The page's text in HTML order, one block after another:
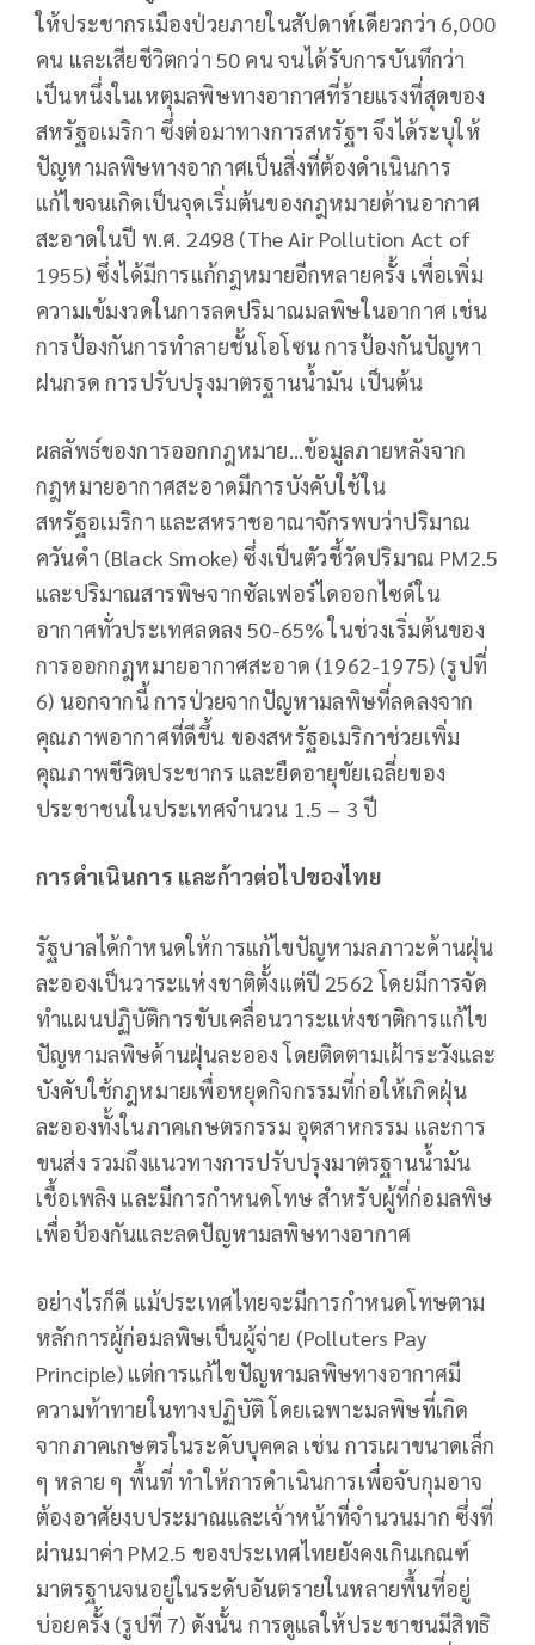
ให้ประชากรเมืองป่วยภายในสัปดาห์เดียวกว่า 6,000
คน และเสียชีวิตกว่า 50 คน จนได้รับการบันทึกว่า
เป็นหนึ่งในเหตุมลพิษทางอากาศที่ร้ายแรงที่สุดของ
สหรัฐอเมริกา ซึ่งต่อมาทางการสหรัฐฯ จึงได้ระบุให้
ปัญหามลพิษทางอากาศเป็นสิ่งที่ต้องดำเนินการ
แก้ไขจนเกิดเป็นจุดเริ่มต้นของกฎหมายด้านอากาศ
สะอาดในปี พ.ศ. 2498 (The Air Pollution Act of
1955) ซึ่งได้มีการแก้กฎหมายอีกหลายครั้ง เพื่อเพิ่ม
ความเข้มงวดในการลดปริมาณมลพิษในอากาศ เช่น
การป้องกันการทำลายชั้นโอโซน การป้องกันปัญหา
ฝนกรด การปรับปรุงมาตรฐานน้ำมัน เป็นต้น
ผลลัพธ์ของการออกกฎหมาย…ข้อมูลภายหลังจาก
กฎหมายอากาศสะอาดมีการบังคับใช้ใน
สหรัฐอเมริกา และสหราชอาณาจักรพบว่าปริมาณ
ควันดำ (Black Smoke) ซึ่งเป็นตัวชี้วัดปริมาณ PM2.5
และปริมาณสารพิษจากซัลเฟอร์ไดออกไซด์ใน
อากาศทั่วประเทศลดลง 50-65% ในช่วงเริ่มต้นของ
การออกกฎหมายอากาศสะอาด (1962-1975) (รูปที่
6) นอกจากนี้ การป่วยจากปัญหามลพิษที่ลดลงจาก
คุณภาพอากาศที่ดีขึ้น ของสหรัฐอเมริกาช่วยเพิ่ม
คุณภาพชีวิตประชากร และยืดอายุขัยเฉลี่ยของ
ประชาชนในประเทศจำนวน 1.5 – 3 ปี
การดำเนินการ และก้าวต่อไปของไทย
รัฐบาลได้กำหนดให้การแก้ไขปัญหามลภาวะด้านฝุ่น
ละอองเป็นวาระแห่งชาติตั้งแต่ปี 2562 โดยมีการจัด
ทำแผนปฏิบัติการขับเคลื่อนวาระแห่งชาติการแก้ไข
ปัญหามลพิษด้านฝุ่นละออง โดยติดตามเฝ้าระวังและ
บังคับใช้กฎหมายเพื่อหยุดกิจกรรมที่ก่อให้เกิดฝุ่น
ละอองทั้งในภาคเกษตรกรรม อุตสาหกรรม และการ
ขนส่ง รวมถึงแนวทางการปรับปรุงมาตรฐานน้ำมัน
เชื้อเพลิง และมีการกำหนดโทษ สำหรับผู้ที่ก่อมลพิษ
เพื่อป้องกันและลดปัญหามลพิษทางอากาศ
อย่างไรก็ดี แม้ประเทศไทยจะมีการกำหนดโทษตาม
หลักการผู้ก่อมลพิษเป็นผู้จ่าย (Polluters Pay
Principle) แต่การแก้ไขปัญหามลพิษทางอากาศมี
ความท้าทายในทางปฏิบัติ โดยเฉพาะมลพิษที่เกิด
จากภาคเกษตรในระดับบุคคล เช่น การเผาขนาดเล็ก
ๆ หลาย ๆ พื้นที่ ทำให้การดำเนินการเพื่อจับกุมอาจ
ต้องอาศัยงบประมาณและเจ้าหน้าที่จำนวนมาก ซึ่งที่
ผ่านมาค่า PM2.5 ของประเทศไทยยังคงเกินเกณฑ์
มาตรฐานจนอยู่ในระดับอันตรายในหลายพื้นที่อยู่
บ่อยครั้ง (รูปที่ 7) ดังนั้น การดูแลให้ประชาชนมีสิทธิ